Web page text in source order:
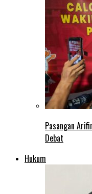
Pasangan
Debat
Hukum